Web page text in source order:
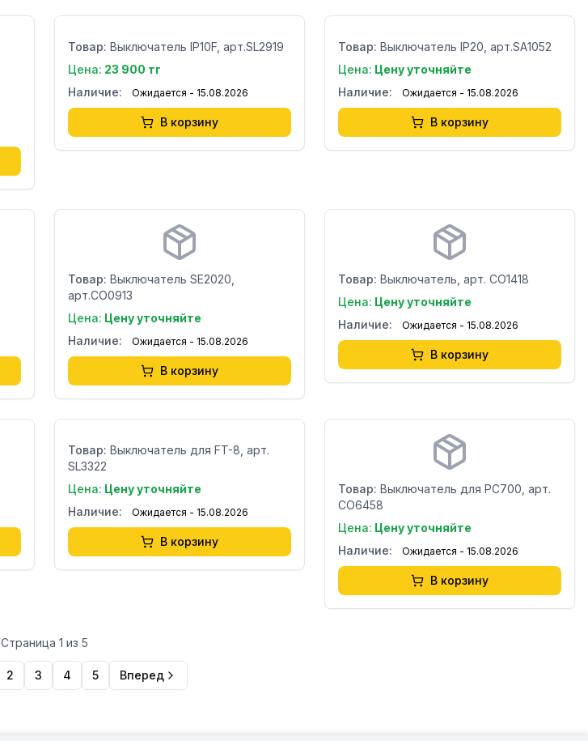
Товар: Выключатель IP10F, арт.SL2919
Цена: 23 900 тг
Наличие:
Ожидается - 15.08.2026
В корзину
Товар: Выключатель IP20, арт.SA1052
Цена: Цену уточняйте
Наличие:
Ожидается - 15.08.2026
В корзину
Товар: Выключатель SE2020,
арт.CO0913
Цена: Цену уточняйте
Наличие:
Ожидается - 15.08.2026
В корзину
Товар: Выключатель, арт. CO1418
Цена: Цену уточняйте
Наличие:
Ожидается - 15.08.2026
В корзину
Бренд:
Товар: Выключатель для FT-8, арт.
SL3322
Цена: Цену уточняйте
Наличие:
Ожидается - 15.08.2026
В корзину
Товар: Выключатель для PC700, арт.
CO6458
Цена: Цену уточняйте
Наличие:
Ожидается - 15.08.2026
В корзину
Страница 1 из 5
2 3 4 5 Вперед